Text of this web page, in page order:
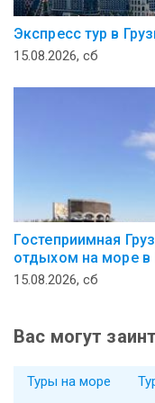
Экспресс тур в
15.08.2026, сб
Гостеприимная
отдыхом на море в
15.08.2026, сб
Вас могут
Туры на море